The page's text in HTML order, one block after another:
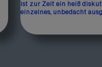
ist zur Zeit ein heiß
einzelnes, unbedacht